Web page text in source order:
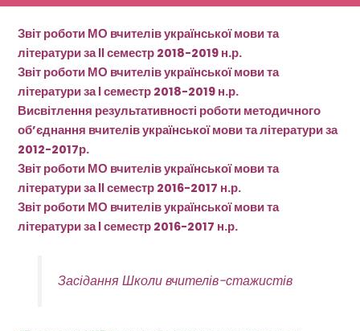
Звіт роботи МО вчителів української мови та
літератури за ІІ семестр 2018-2019 н.р.
Звіт роботи МО вчителів української мови та
літератури за І семестр 2018-2019 н.р.
Висвітлення результативності роботи методичного
об’єднання вчителів української мови та літератури за
2012-2017р.
Звіт роботи МО вчителів української мови та
літератури за ІІ семестр 2016-2017 н.р.
Звіт роботи МО вчителів української мови та
літератури за І семестр 2016-2017 н.р.
Засідання Школи вчителів-стажистів